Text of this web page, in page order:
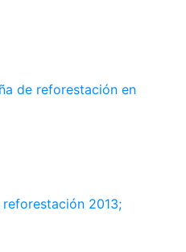
de reforestación en
2013;